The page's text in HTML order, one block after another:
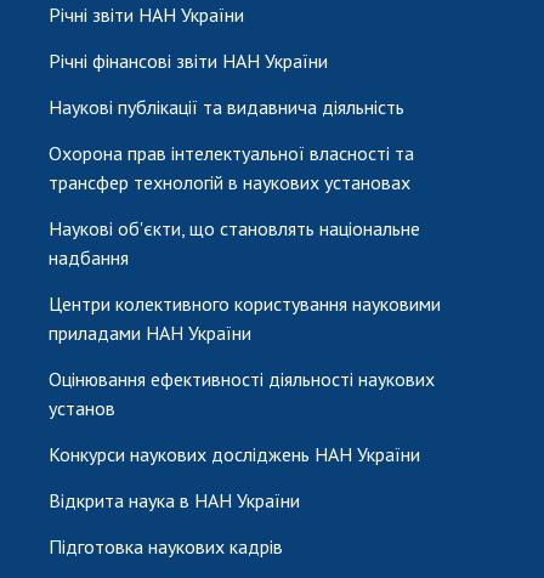
Річні звіти НАН України
Річні фінансові звіти НАН України
Наукові публікації та видавнича діяльність
Охорона прав інтелектуальної власності та
трансфер технологій в наукових установах
Наукові об'єкти, що становлять національне
надбання
Центри колективного користування науковими
приладами НАН України
Оцінювання ефективності діяльності наукових
установ
Конкурси наукових досліджень НАН України
Відкрита наука в НАН України
Підготовка наукових кадрів